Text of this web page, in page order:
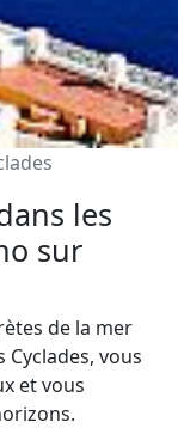
les
sur
de la mer
Cyclades, vous
et vous